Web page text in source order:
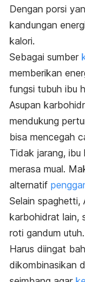
Dengan porsi
kandungan
kalori.
Sebagai sumber
memberikan
fungsi tubuh ibu
Asupan
mendukung
bisa mencegah
Tidak jarang, ibu
merasa mual.
alternatif
Selain spaghetti,
karbohidrat lain,
roti gandum utuh.
Harus diingat
dikombinasikan